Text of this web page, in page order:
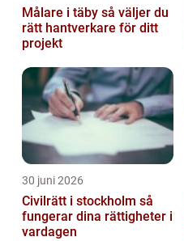
Målare i täby så väljer du
rätt hantverkare för ditt
projekt
30 juni 2026
Civilrätt i stockholm så
fungerar dina rättigheter i
vardagen